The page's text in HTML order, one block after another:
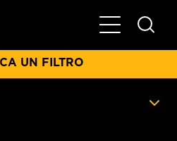
Menu
UN FILTRO